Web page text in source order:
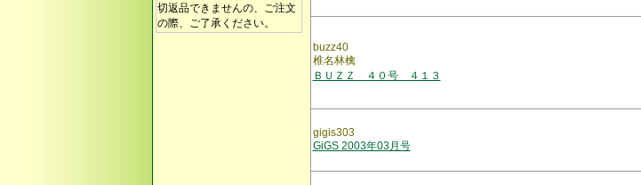
切返品できませんの、ご注文
の際、ご了承ください。
buzz40
椎名林檎
ＢＵＺＺ ４０号 ４１３
gigis303
GiGS 2003年03月号